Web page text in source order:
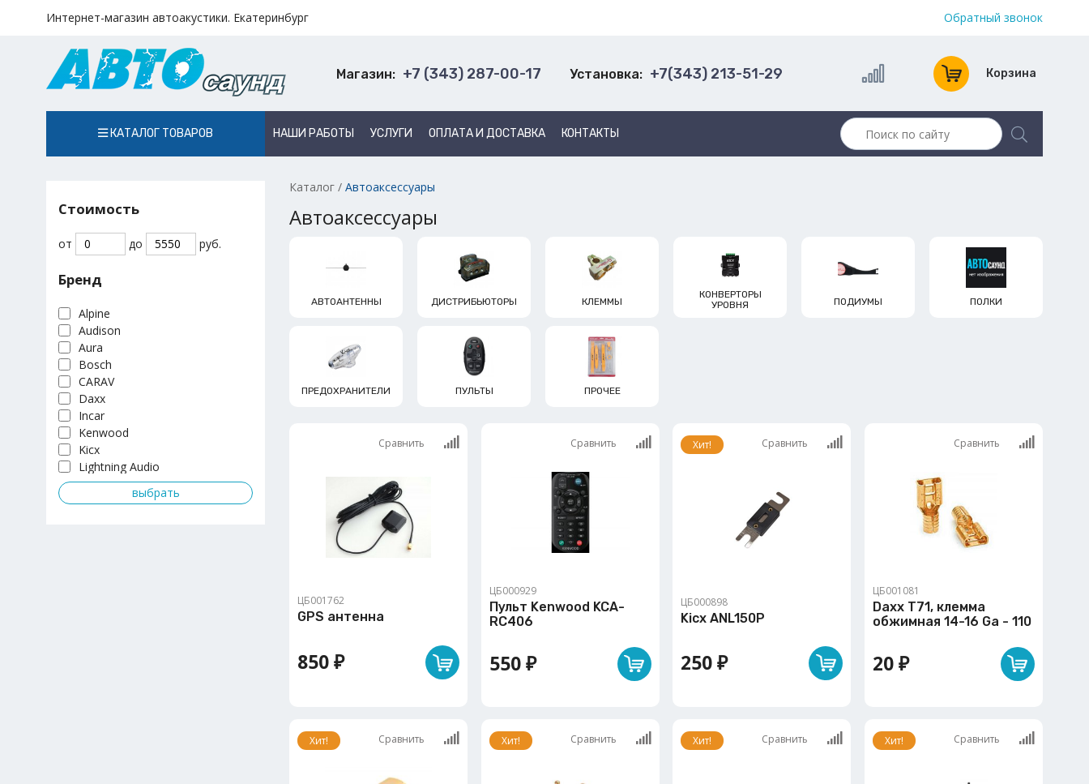
Интернет-магазин автоакустики. Екатеринбург Обратный звонок
Магазин: +7 (343) 287-00-17 Установка: +7(343) 213-51-29 Корзина
КАТАЛОГ ТОВАРОВ НАШИ РАБОТЫ УСЛУГИ ОПЛАТА И ДОСТАВКА КОНТАКТЫ
Стоимость
от до руб.
Бренд
Alpine
Audison
Aura
Bosch
CARAV
Daxx
Incar
Kenwood
Kicx
Lightning Audio
Nakamichi
Pioneer
Каталог / Автоаксессуары
Автоаксессуары
АВТОАНТЕННЫ ДИСТРИБЬЮТОРЫ КЛЕММЫ
КОНВЕРТОРЫ
УРОВНЯ
ПОДИУМЫ ПОЛКИ
ПРЕДОХРАНИТЕЛИ ПУЛЬТЫ ПРОЧЕЕ
Сравнить
ЦБ001762
GPS антенна
850 ₽
Сравнить
ЦБ000929
Пульт Kenwood KCA-
RC406
550 ₽
Хит! Сравнить
ЦБ000898
Kicx ANL150P
250 ₽
Сравнить
ЦБ001081
Daxx T71, клемма
обжимная 14-16 Ga - 110
20 ₽
Хит! Сравнить Хит! Сравнить Хит! Сравнить Хит! Сравнить